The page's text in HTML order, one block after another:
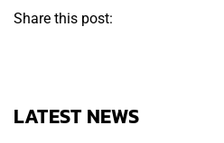
Share this post:
LATEST NEWS